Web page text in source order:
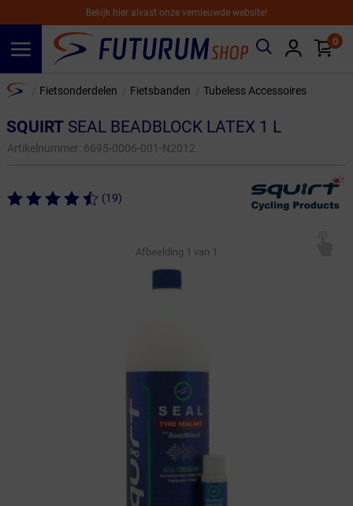
Bekijk hier alvast onze vernieuwde website!
0
Home Fietsonderdelen Fietsbanden Tubeless Accessoires
SQUIRTSEAL BEADBLOCK LATEX 1 L
Artikelnummer: 6695-0006-001-N2012
(19)
Afbeelding 1 van 1